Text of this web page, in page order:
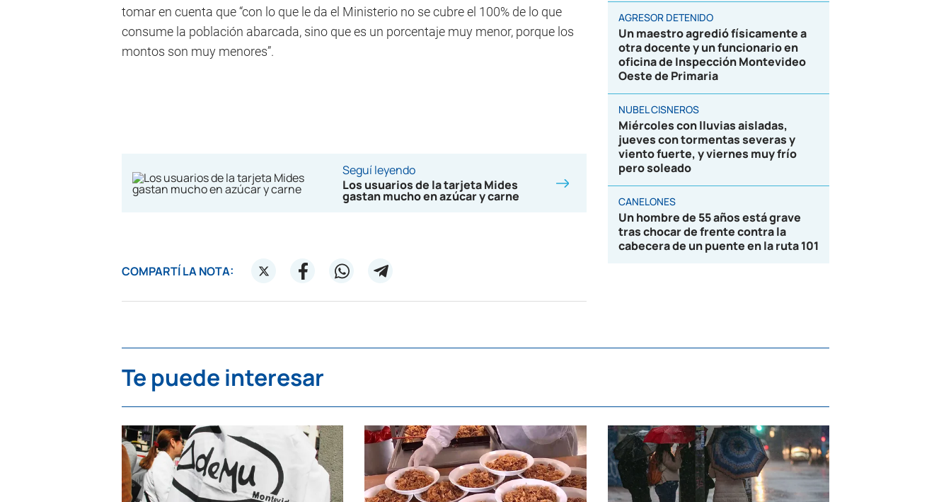
tomar en cuenta que “con lo que le da el Ministerio no se cubre el 100% de lo que
consume la población abarcada, sino que es un porcentaje muy menor, porque los
montos son muy menores”.
Seguí leyendo
Los usuarios de la tarjeta Mides
gastan mucho en azúcar y carne
COMPARTÍ LA NOTA:
AGRESOR DETENIDO
Un maestro agredió físicamente a
otra docente y un funcionario en
oficina de Inspección Montevideo
Oeste de Primaria
NUBEL CISNEROS
Miércoles con lluvias aisladas,
jueves con tormentas severas y
viento fuerte, y viernes muy frío
pero soleado
CANELONES
Un hombre de 55 años está grave
tras chocar de frente contra la
cabecera de un puente en la ruta 101
Te puede interesar